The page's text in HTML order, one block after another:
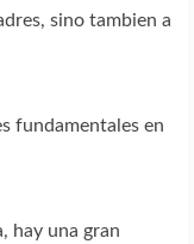
sino tambien a
fundamentales en
hay una gran